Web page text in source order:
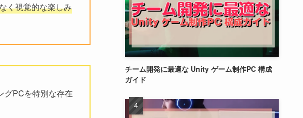
く視覚的な楽しみ
グPCを特別な存在
チーム開発に最適な Unity ゲーム制作PC 構成
ガイド